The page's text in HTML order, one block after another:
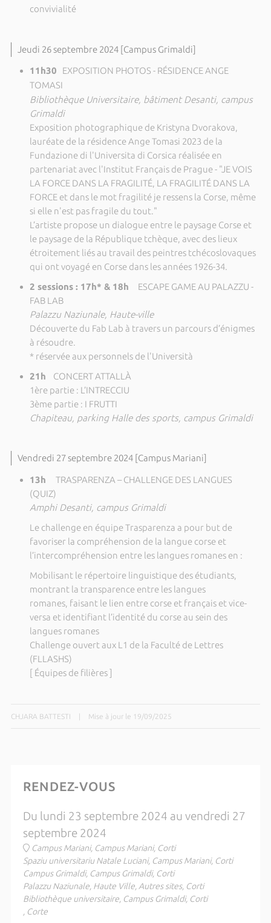
convivialité
Jeudi 26 septembre 2024 [Campus Grimaldi]
11h30 EXPOSITION PHOTOS - RÉSIDENCE ANGE
TOMASI
Bibliothèque Universitaire, bâtiment Desanti, campus
Grimaldi
Exposition photographique de Kristyna Dvorakova,
lauréate de la résidence Ange Tomasi 2023 de la
Fundazione di l'Universita di Corsica réalisée en
partenariat avec l'Institut Français de Prague - "JE VOIS
LA FORCE DANS LA FRAGILITÉ, LA FRAGILITÉ DANS LA
FORCE et dans le mot fragilité je ressens la Corse, même
si elle n'est pas fragile du tout."
L’artiste propose un dialogue entre le paysage Corse et
le paysage de la République tchèque, avec des lieux
étroitement liés au travail des peintres tchécoslovaques
qui ont voyagé en Corse dans les années 1926-34.
2 sessions : 17h* & 18h
ESCAPE GAME AU PALAZZU -
FAB LAB
Palazzu Naziunale, Haute-ville
Découverte du Fab Lab à travers un parcours d’énigmes
à résoudre.
* réservée aux personnels de l'Università
21h CONCERT ATTALLÀ
1ère partie : L’INTRECCIU
3ème partie : I FRUTTI
Chapiteau, parking Halle des sports, campus Grimaldi
Vendredi 27 septembre 2024 [Campus Mariani]
13h TRASPARENZA – CHALLENGE DES LANGUES
(QUIZ)
Amphi Desanti, campus Grimaldi
Le challenge en équipe Trasparenza a pour but de
favoriser la compréhension de la langue corse et
l’intercompréhension entre les langues romanes en :
Mobilisant le répertoire linguistique des étudiants,
montrant la transparence entre les langues
romanes, faisant le lien entre corse et français et vice-
versa et identifiant l’identité du corse au sein des
langues romanes
Challenge ouvert aux L1 de la Faculté de Lettres
(FLLASHS)
[ Équipes de filières ]
CHJARA BATTESTI Mise à jour le 19/09/2025
RENDEZ-VOUS
Du lundi 23 septembre 2024 au vendredi 27
septembre 2024
Campus Mariani, Campus Mariani, Corti
Spaziu universitariu Natale Luciani, Campus Mariani, Corti
Campus Grimaldi, Campus Grimaldi, Corti
Palazzu Naziunale, Haute Ville, Autres sites, Corti
Bibliothèque universitaire, Campus Grimaldi, Corti
, Corte